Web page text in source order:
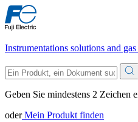
Instrumentations solutions and
Geben Sie mindestens 2 Zeichen
oderMein Produkt finden